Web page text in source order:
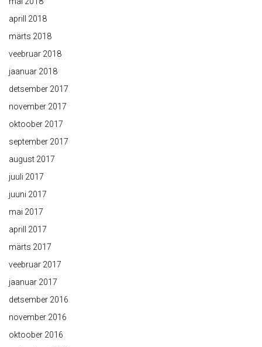
aprill 2018
märts 2018
veebruar 2018
jaanuar 2018
detsember 2017
november 2017
oktoober 2017
september 2017
august 2017
juuli 2017
juuni 2017
mai 2017
aprill 2017
märts 2017
veebruar 2017
jaanuar 2017
detsember 2016
november 2016
oktoober 2016